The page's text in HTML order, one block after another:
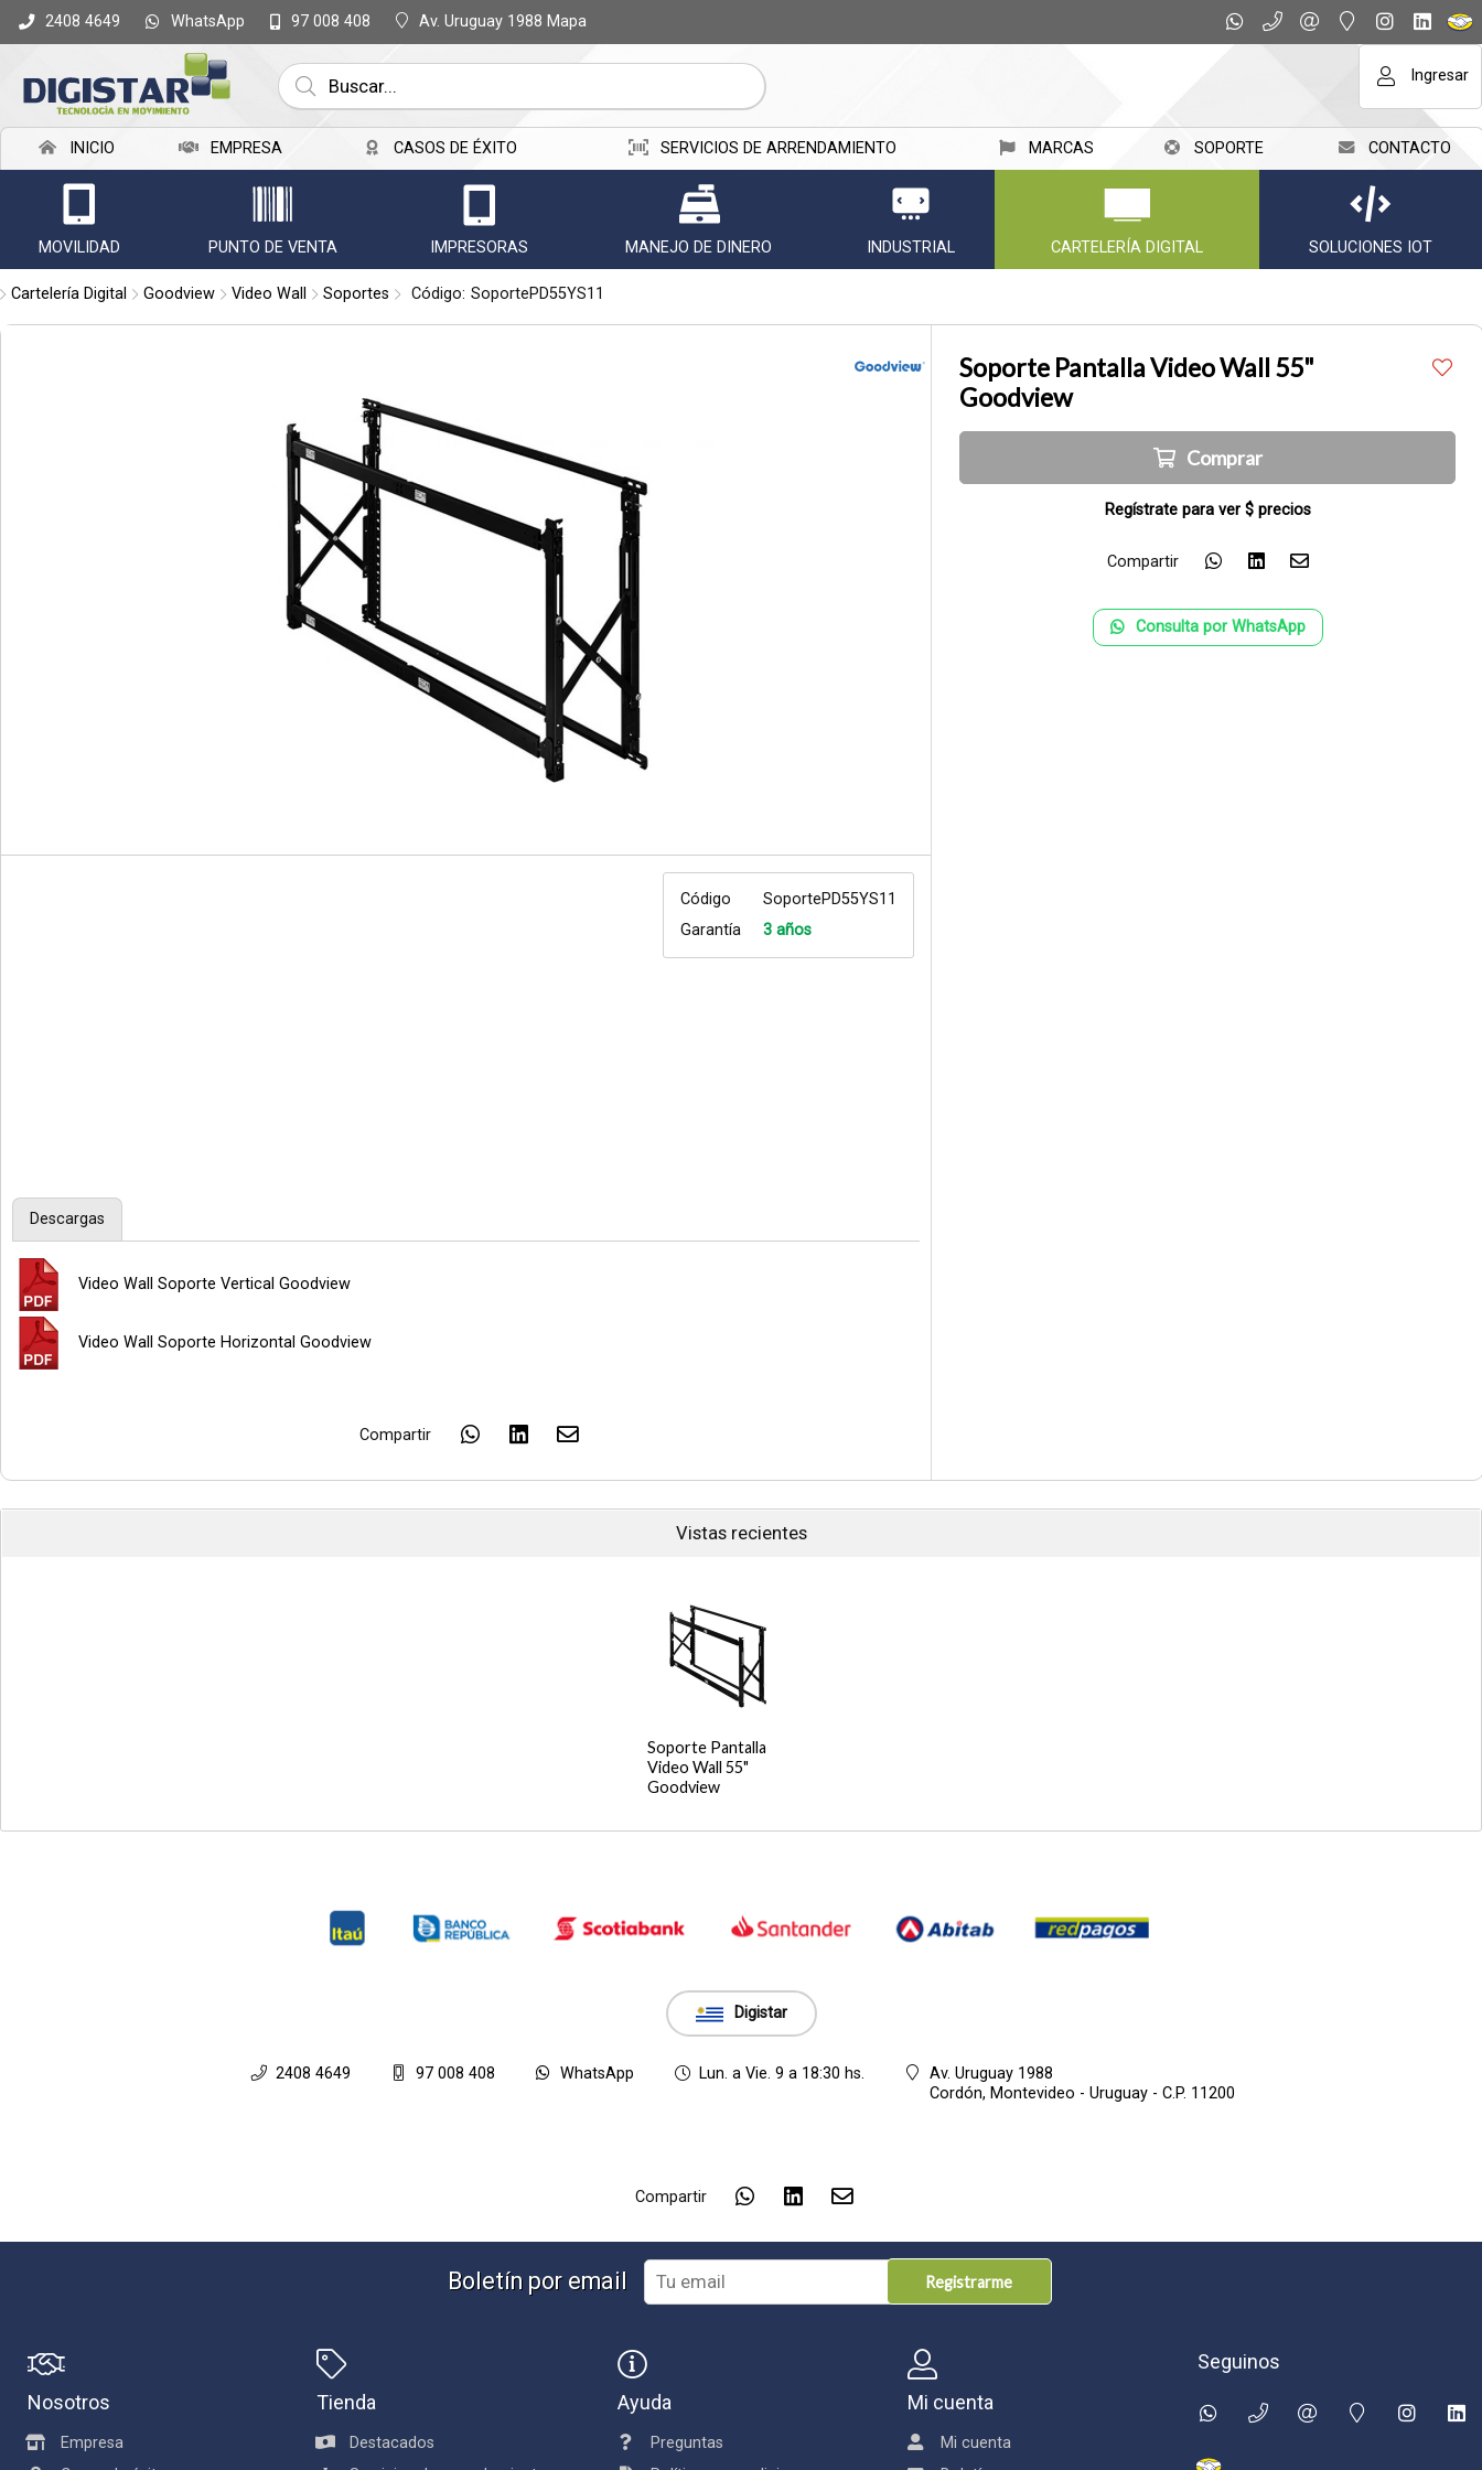
Compartir por email
2408 4649 WhatsApp 97 008 408 Av. Uruguay 1988 Mapa
Ingresar
INICIO EMPRESA CASOS DE ÉXITO SERVICIOS DE ARRENDAMIENTO MARCAS SOPORTE CONTACTO
MOVILIDAD PUNTO DE VENTA IMPRESORAS MANEJO DE DINERO INDUSTRIAL CARTELERÍA DIGITAL SOLUCIONES IOT
Cartelería Digital Goodview Video Wall Soportes Código: SoportePD55YS11
Código
SoportePD55YS11
Garantía
3 años
Descargas
Video Wall Soporte Vertical Goodview
Video Wall Soporte Horizontal Goodview
Compartir
Soporte Pantalla Video Wall 55"
Goodview
Comprar
Regístrate para ver $ precios
Compartir
Consulta por WhatsApp
Vistas recientes
Soporte Pantalla
Video Wall 55"
Goodview
Digistar
2408 4649 97 008 408 WhatsApp Lun. a Vie. 9 a 18:30 hs.
Av. Uruguay 1988
Cordón, Montevideo - Uruguay - C.P. 11200
Compartir
Boletín por email Registrarme
Nosotros
Empresa
Tienda
Destacados
Ayuda
Preguntas
Mi cuenta
Mi cuenta
Seguinos